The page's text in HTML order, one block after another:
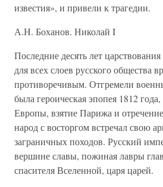
известия», и привели к трагедии.
А.Н. Боханов. Николай I
Последние десять лет
для всех слоев русского общества
противоречивым. Отгремели
была героическая эпопея 1812
Европы, взятие Парижа и
народ с восторгом встречал свою
заграничных походов. Русский
вершине славы, пожиная лавры
спасителя Вселенной, царя царей.